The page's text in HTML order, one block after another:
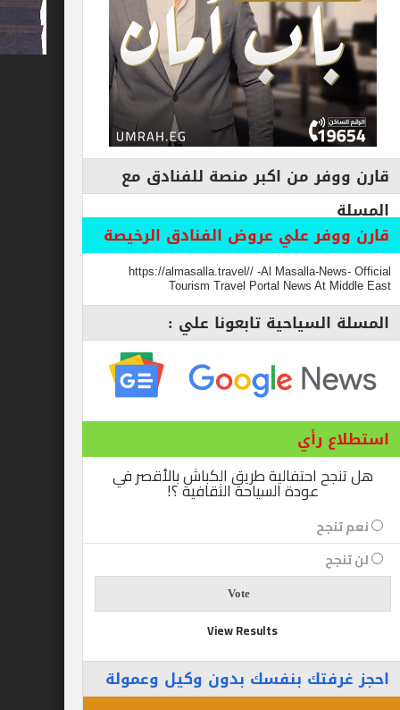
من اكبر منصة للفنادق مع
علي عروض الفنادق الرخيصة
https://almasalla.travel// -Al Masalla-
Tourism Travel Portal News At
السياحية تابعونا علي :
رأي
احتفالية طريق الكباش بالأقصر في
عودة السياحة الثقافية ؟!
View Results
بنفسك بدون وكيل وعمولة